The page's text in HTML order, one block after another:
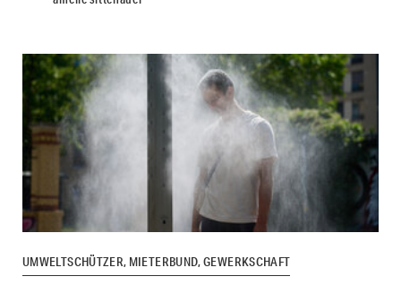
UMWELTSCHÜTZER, MIETERBUND, GEWERKSCHAFT